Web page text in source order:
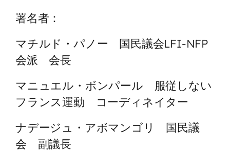
署名者：
マチルド・パノー 国民議会LFI-NFP
会派 会長
マニュエル・ボンパール 服従しない
フランス運動 コーディネイター
ナデージュ・アボマンゴリ 国民議
会 副議長